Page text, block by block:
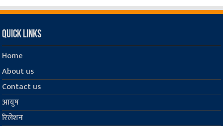
Quick Links
Home
About us
Contact us
आयुष
रिलेशन